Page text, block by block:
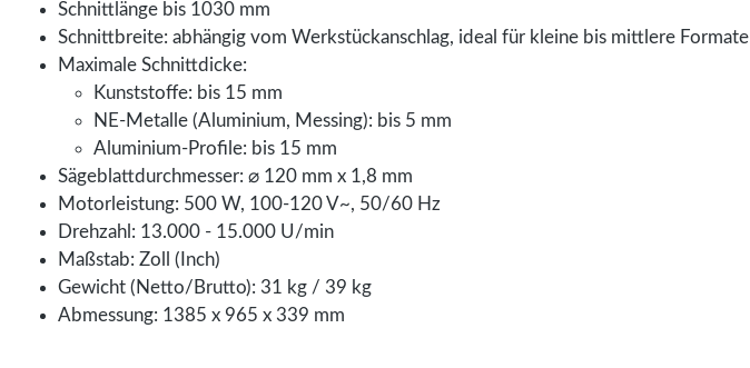
Schnittlänge bis 1030 mm
Schnittbreite: abhängig vom Werkstückanschlag, ideal für kleine bis mittlere Formate
Maximale Schnittdicke:
Kunststoffe: bis 15 mm
NE-Metalle (Aluminium, Messing): bis 5 mm
Aluminium-Profile: bis 15 mm
Sägeblattdurchmesser: ⌀ 120 mm x 1,8 mm
Motorleistung: 500 W, 100-120 V~, 50/60 Hz
Drehzahl: 13.000 - 15.000 U/min
Maßstab: Zoll (Inch)
Gewicht (Netto/Brutto): 31 kg / 39 kg
Abmessung: 1385 x 965 x 339 mm